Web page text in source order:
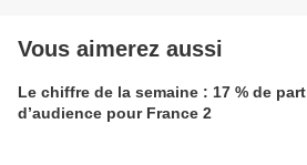
Vous aimerez aussi
Le chiffre de la semaine : 17 % de part
d’audience pour France 2